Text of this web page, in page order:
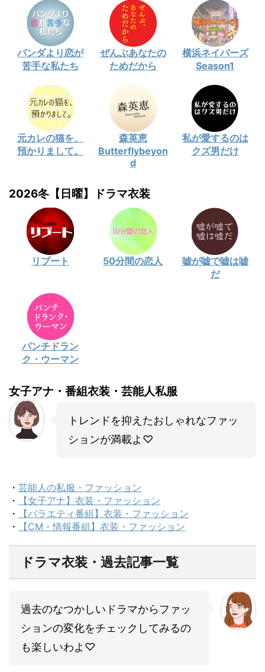
パンダより恋が
苦手な私たち
ぜんぶあなたの
ためだから
横浜ネイバーズ
Season1
元カレの猫を、
預かりまして。
森英恵
Butterflybeyon
d
私が愛するのは
クズ男だけ
2026冬【日曜】ドラマ衣装
リブート 50分間の恋人
嘘が嘘で嘘は嘘
だ
パンチドラン
ク・ウーマン
女子アナ・番組衣装・芸能人私服
トレンドを抑えたおしゃれなファッ
ションが満載よ♡
・ 芸能人の私服・ファッション
・
【女子アナ】衣装・ファッション
・
【バラエティ番組】衣装・ファッション
・
【CM・情報番組】衣装・ファッション
ドラマ衣装・過去記事一覧
過去のなつかしいドラマからファッ
ションの変化をチェックしてみるの
も楽しいわよ♡